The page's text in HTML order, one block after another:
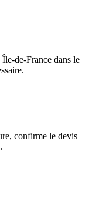
de-France dans le
confirme le devis